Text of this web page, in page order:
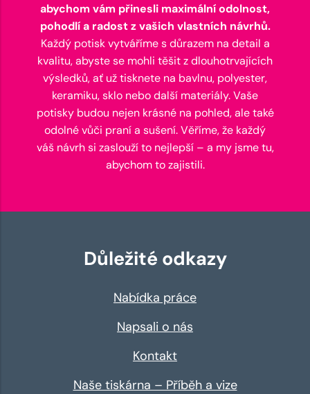
abychom vám přinesli maximální odolnost,
pohodlí a radost z vašich vlastních návrhů.
Každý potisk vytváříme s důrazem na detail a
kvalitu, abyste se mohli těšit z dlouhotrvajících
výsledků, ať už tisknete na bavlnu, polyester,
keramiku, sklo nebo další materiály. Vaše
potisky budou nejen krásné na pohled, ale také
odolné vůči praní a sušení. Věříme, že každý
váš návrh si zaslouží to nejlepší – a my jsme tu,
abychom to zajistili.
Důležité odkazy
Nabídka práce
Napsali o nás
Kontakt
Naše tiskárna – Příběh a vize